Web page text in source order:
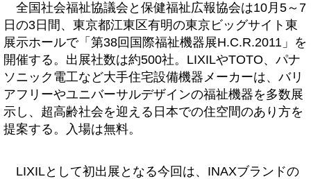
全国社会福祉協議会と保健福祉広報協会は10月5～7
日の3日間、東京都江東区有明の東京ビッグサイト東
展示ホールで「第38回国際福祉機器展H.C.R.2011」を
開催する。出展社数は約500社。LIXILやTOTO、パナ
ソニック電工など大手住宅設備機器メーカーは、バリ
アフリーやユニバーサルデザインの福祉機器を多数展
示し、超高齢社会を迎える日本での住空間のあり方を
提案する。入場は無料。
LIXILとして初出展となる今回は、INAXブランドの